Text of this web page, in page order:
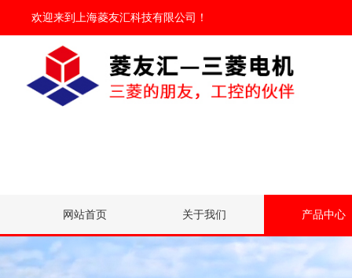
欢迎来到 上海菱友汇科技有限公司 ！
网站首页 关于我们 产品中心